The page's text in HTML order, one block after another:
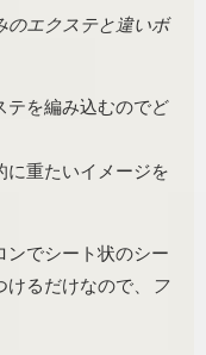
のエクステと違いボ
テを編み込むのでど
に重たいイメージを
ンでシート状のシー
るだけなので、
フ